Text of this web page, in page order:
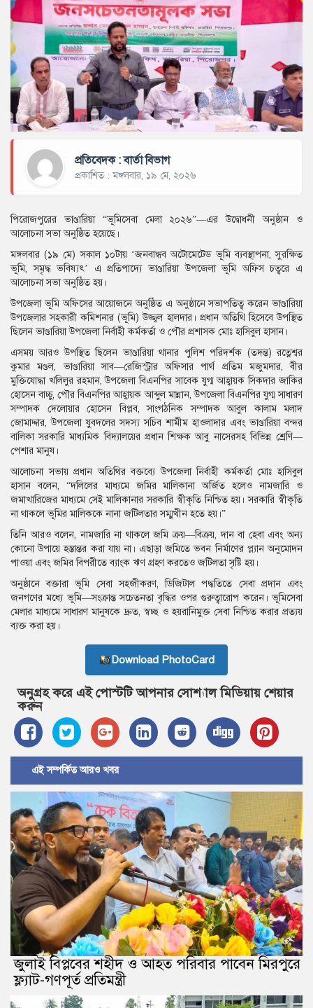
প্রতিবেদক : বার্তা বিভাগ
প্রকাশিত : মঙ্গলবার, ১৯ মে, ২০২৬
পিরোজপুরের ভাণ্ডারিয়া “ভূমিসেবা মেলা ২০২৬”—এর উদ্বোধনী অনুষ্ঠান ও
আলোচনা সভা অনুষ্ঠিত হয়েছে।
মঙ্গলবার (১৯ মে) সকাল ১০টায় ‘জনবান্ধব অটোমেটেড ভূমি ব্যবস্থাপনা, সুরক্ষিত
ভূমি, সমৃদ্ধ ভবিষ্যৎ’ এ প্রতিপাদ্যে ভাণ্ডারিয়া উপজেলা ভূমি অফিস চত্বরে এ
আলোচনা সভা অনুষ্ঠিত হয়।
উপজেলা ভূমি অফিসের আয়োজনে অনুষ্ঠিত এ অনুষ্ঠানে সভাপতিত্ব করেন ভাণ্ডারিয়া
উপজেলার সহকারী কমিশনার (ভূমি) উজ্জ্বল হালদার। প্রধান অতিথি হিসেবে উপস্থিত
ছিলেন ভাণ্ডারিয়া উপজেলা নির্বাহী কর্মকর্তা ও পৌর প্রশাসক মোঃ হাসিবুল হাসান।
এসময় আরও উপস্থিত ছিলেন ভাণ্ডারিয়া থানার পুলিশ পরিদর্শক (তদন্ত) রত্নেশ্বর
কুমার মণ্ডল, ভাণ্ডারিয়া সাব—রেজিস্ট্রার অফিসার পার্থ প্রতিম মজুমদার, বীর
মুক্তিযোদ্ধা খলিলুর রহমান, উপজেলা বিএনপির সাবেক যুগ্ম আহ্বায়ক সিকদার জাকির
হোসেন বাচ্চু, পৌর বিএনপির আহ্বায়ক আব্দুল মান্নান, উপজেলা বিএনপির যুগ্ম সাধারণ
সম্পাদক দেলোয়ার হোসেন বিপ্লব, সাংগঠনিক সম্পাদক আবুল কালাম মলাদ
জোমাদ্দার, উপজেলা যুবদলের সদস্য সচিব শামীম হাওলাদার এবং ভাণ্ডারিয়া বন্দর
বালিকা সরকারি মাধ্যমিক বিদ্যালয়ের প্রধান শিক্ষক আবু নাসেরসহ বিভিন্ন শ্রেণি—
পেশার মানুষ।
আলোচনা সভায় প্রধান অতিথির বক্তব্যে উপজেলা নির্বাহী কর্মকর্তা মোঃ হাসিবুল
হাসান বলেন, “দলিলের মাধ্যমে জমির মালিকানা অর্জিত হলেও নামজারি ও
জমাখারিজের মাধ্যমে সেই মালিকানার সরকারি স্বীকৃতি নিশ্চিত হয়। সরকারি স্বীকৃতি
না থাকলে ভূমির মালিককে নানা জটিলতার সম্মুখীন হতে হয়।”
তিনি আরও বলেন, নামজারি না থাকলে জমি ক্রয়—বিক্রয়, দান বা হেবা এবং অন্য
কোনো উপায়ে হস্তান্তর করা যায় না। এছাড়া জমিতে ভবন নির্মাণের প্ল্যান অনুমোদন
পাওয়া এবং জমির বিপরীতে ব্যাংক ঋণ গ্রহণ করতেও জটিলতা সৃষ্টি হয়।
অনুষ্ঠানে বক্তারা ভূমি সেবা সহজীকরণ, ডিজিটাল পদ্ধতিতে সেবা প্রদান এবং
জনগণের মধ্যে ভূমি—সংক্রান্ত সচেতনতা বৃদ্ধির ওপর গুরুত্বারোপ করেন। ভূমিসেবা
মেলার মাধ্যমে সাধারণ মানুষকে দ্রুত, স্বচ্ছ ও হয়রানিমুক্ত সেবা নিশ্চিত করার প্রত্যয়
ব্যক্ত করা হয়।
Download PhotoCard
অনুগ্রহ করে এই পোস্টটি আপনার সোশ্যাল মিডিয়ায় শেয়ার
করুন
এই সম্পর্কিত আরও খবর
জুলাই বিপ্লবের শহীদ ও আহত পরিবার পাবেন মিরপুরে
ফ্ল্যাট-গণপূর্ত প্রতিমন্ত্রী